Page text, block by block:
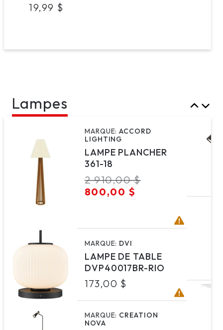
Prix
19,99 $
Lampes
MARQUE:ACCORD
LIGHTING
LAMPE PLANCHER
361-18
Prix
habituel
2 910,00 $
800,00 $
MARQUE: DVI
LAMPE DE TABLE
DVP40017BR-RIO
Prix
173,00 $
MARQUE: CREATION
NOVA